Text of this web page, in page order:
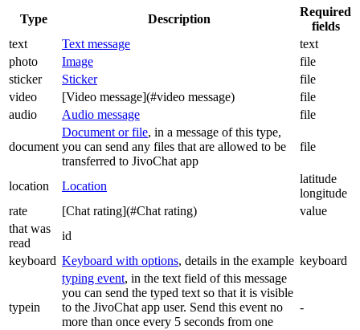
Type Description
Required
fields
text
Text message
text
photo
Image
file
sticker
Sticker
file
video
[Video message](#video message)
file
audio
Audio message file
document
Document or file, in a message of this type,
you can send any files that are allowed to be
transferred to JivoChat app
file
location Location
latitude
longitude
rate
[Chat rating](#Chat rating)
value
that was
read
id
keyboard Keyboard with options, details in the example keyboard
typein
typing event, in the text field of this message
you can send the typed text so that it is visible
to the JivoChat app user. Send this event no
more than once every 5 seconds from one
-